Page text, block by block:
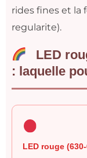
rides fines et la
regularite).
LED
: laquelle
LED rouge